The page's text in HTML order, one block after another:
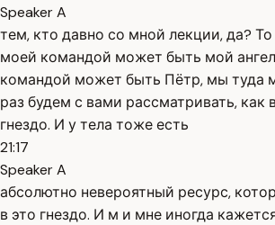
Speaker A
тем, кто давно со мной лекции, да? То
моей командой может быть мой
командой может быть Пётр, мы туда
раз будем с вами рассматривать, как
гнездо. И у тела тоже есть
21:17
Speaker A
абсолютно невероятный ресурс,
в это гнездо. И м и мне иногда